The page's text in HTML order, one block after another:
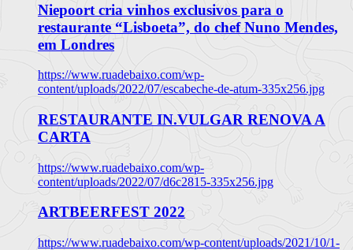
Niepoort cria vinhos exclusivos para o
restaurante “Lisboeta”, do chef Nuno Mendes,
em Londres
https://www.ruadebaixo.com/wp-
content/uploads/2022/07/escabeche-de-atum-335x256.jpg
RESTAURANTE IN.VULGAR RENOVA A
CARTA
https://www.ruadebaixo.com/wp-
content/uploads/2022/07/d6c2815-335x256.jpg
ARTBEERFEST 2022
https://www.ruadebaixo.com/wp-content/uploads/2021/10/1-